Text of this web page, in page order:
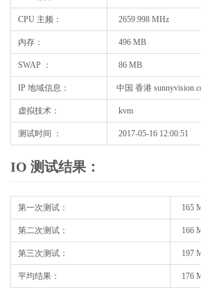
CPU 主频： 2659.998 MHz
内存： 496 MB
SWAP ： 86 MB
IP 地域信息： 中国 香港
虚拟技术： kvm
测试时间 ： 2017-05-16 12:00:51
IO 测试结果：
第一次测试： 165
第二次测试： 166
第三次测试： 197
平均结果： 176